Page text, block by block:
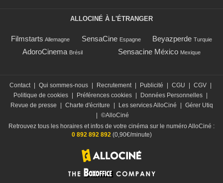
ALLOCINÉ À L'ÉTRANGER
Filmstarts Allemagne SensaCine Espagne Beyazperde Turquie
AdoroCinema Brésil Sensacine México Mexique
Contact Qui sommes-nous Recrutement Publicité CGU CGV
Politique de cookies
Préférences cookies Données Personnelles
Revue de presse
Charte d'écriture Les services AlloCiné
Gérer Utiq
©AlloCiné
Retrouvez tous les horaires et infos de votre cinéma sur le numéro AlloCiné :
0 892 892 892(0,90€/minute)